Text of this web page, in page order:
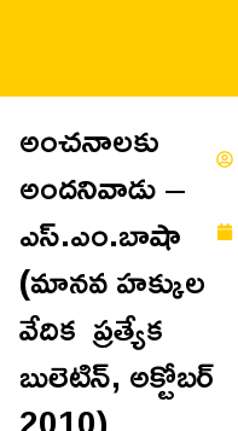
అంచనాలకు
అందనివాడు –
ఎస్.ఎం.బాషా
(మానవ హక్కుల
వేదిక ప్రత్యేక
బులెటిన్, అక్టోబర్